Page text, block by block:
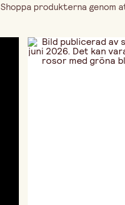
Shoppa produkterna